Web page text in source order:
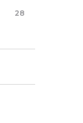
28